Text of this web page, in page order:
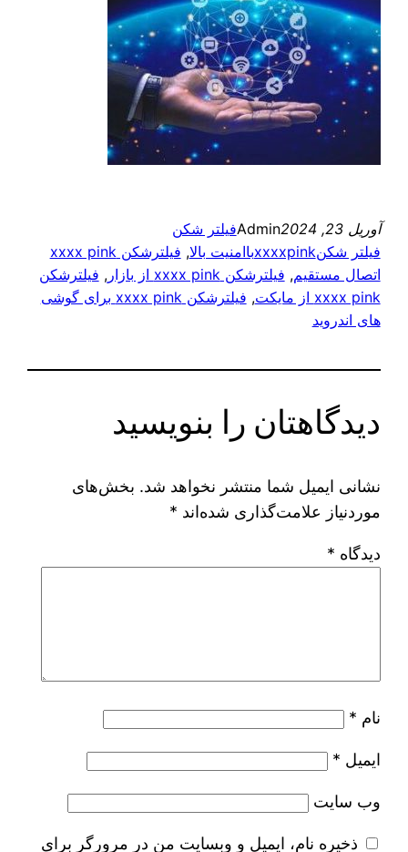
آوریل 23, 2024 Adminفیلتر شکن
فیلتر شکنxxxxpinkباامنیت بالا
,
فیلترشکن xxxx pink
اتصال مستقیم, فیلترشکن xxxx pink از بازار , فیلترشکن
xxxx pink از مایکت
,
فیلترشکن xxxx pink برای گوشی
های اندروید
دیدگاهتان را بنویسید
نشانی ایمیل شما منتشر نخواهد شد. بخش‌های
موردنیاز علامت‌گذاری شده‌اند *
دیدگاه *
نام *
ایمیل *
وب‌ سایت
ذخیره نام، ایمیل و وبسایت من در مرورگر برای